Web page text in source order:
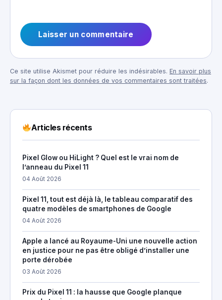
Ce site utilise Akismet pour réduire les indésirables. En savoir plus
sur la façon dont les données de vos commentaires sont traitées.
Articles récents
Pixel Glow ou HiLight ? Quel est le vrai nom de
l’anneau du Pixel 11
04 Août 2026
Pixel 11, tout est déjà là, le tableau comparatif des
quatre modèles de smartphones de Google
04 Août 2026
Apple a lancé au Royaume-Uni une nouvelle action
en justice pour ne pas être obligé d’installer une
porte dérobée
03 Août 2026
Prix du Pixel 11 : la hausse que Google planque